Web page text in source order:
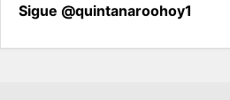
Sigue @quintanaroohoy1